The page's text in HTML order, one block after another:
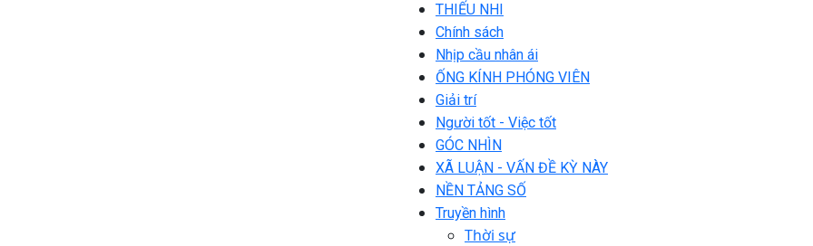
THIẾU NHI
Chính sách
Nhịp cầu nhân ái
ỐNG KÍNH PHÓNG VIÊN
Giải trí
Người tốt - Việc tốt
GÓC NHÌN
XÃ LUẬN - VẤN ĐỀ KỲ NÀY
NỀN TẢNG SỐ
Truyền hình
Thời sự